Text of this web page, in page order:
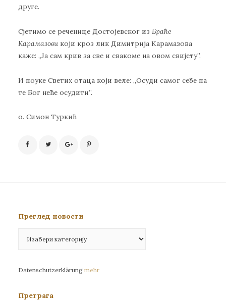
друге.
Сјетимо се реченице Достојевског из Браће
Карамазови који кроз лик Димитрија Карамазова
каже: ,,Ја сам крив за све и свакоме на овом свијету”.
И поуке Светих отаца који веле: ,,Осуди самог себе па
те Бог неће осудити”.
о. Симон Туркић
Преглед новости
новости
Datenschutzerklärung mehr
Претрага